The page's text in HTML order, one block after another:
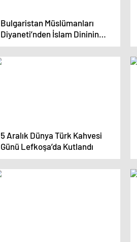
Bulgaristan Müslümanları
Diyaneti’nden İslam Dininin
Geliştirilmesine Katkı Ödülleri
5 Aralık Dünya Türk Kahvesi
Günü Lefkoşa’da Kutlandı